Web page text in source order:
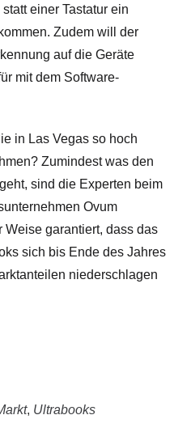
einer Tastatur ein
Zudem will der
auf die Geräte
mit dem Software-
in Las Vegas so hoch
Zumindest was den
sind die Experten beim
Ovum
garantiert, dass das
sich bis Ende des Jahres
niederschlagen
, Ultrabooks